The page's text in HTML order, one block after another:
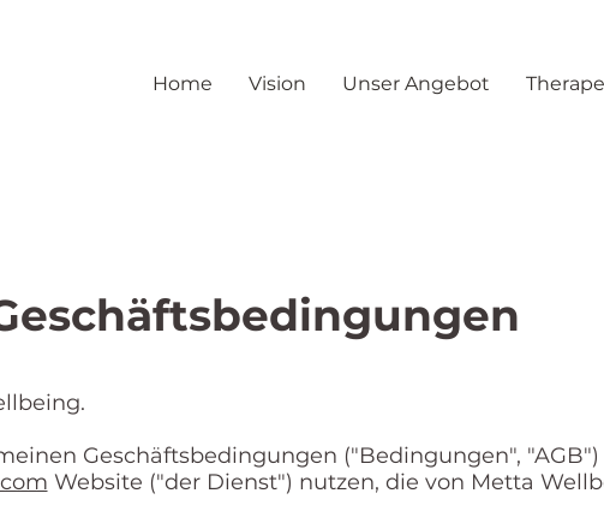
Home Vision Unser Angebot
Geschäftsbedingungen ("Bedingungen",
Website ("der Dienst") nutzen, die von Metta